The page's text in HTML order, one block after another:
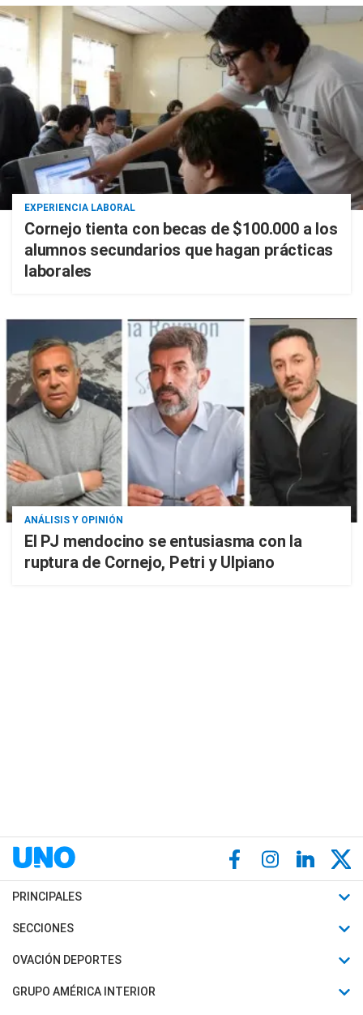
EXPERIENCIA LABORAL
Cornejo tienta con becas de $100.000 a los
alumnos secundarios que hagan prácticas
laborales
ANÁLISIS Y OPINIÓN
El PJ mendocino se entusiasma con la
ruptura de Cornejo, Petri y Ulpiano
PRINCIPALES
Últimas Noticias
Política
SECCIONES
Horóscopo
Motores
OVACIÓN DEPORTES
Fútbol
GRUPO AMÉRICA INTERIOR